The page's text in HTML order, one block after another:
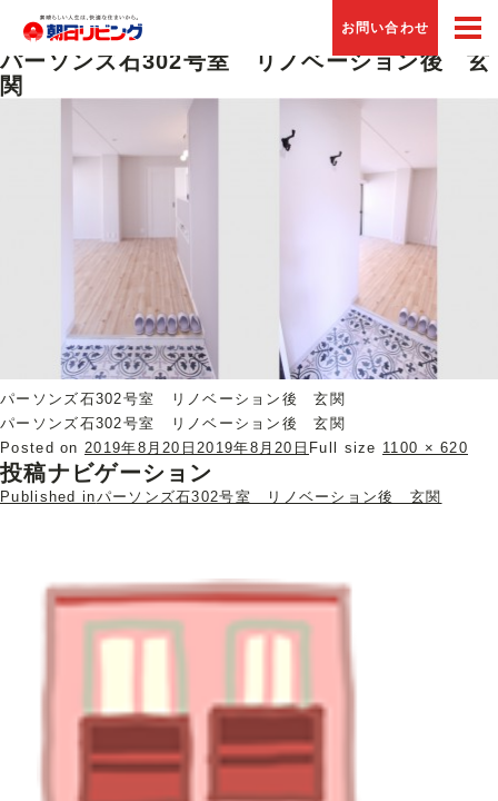
お問い合わせ
Previous Image
Next Image
パーソンズ石302号室 リノベーション後 玄
関
パーソンズ石302号室 リノベーション後 玄関
パーソンズ石302号室 リノベーション後 玄関
Posted on 2019年8月20日 2019年8月20日 Full size 1100 × 620
投稿ナビゲーション
Published inパーソンズ石302号室 リノベーション後 玄関